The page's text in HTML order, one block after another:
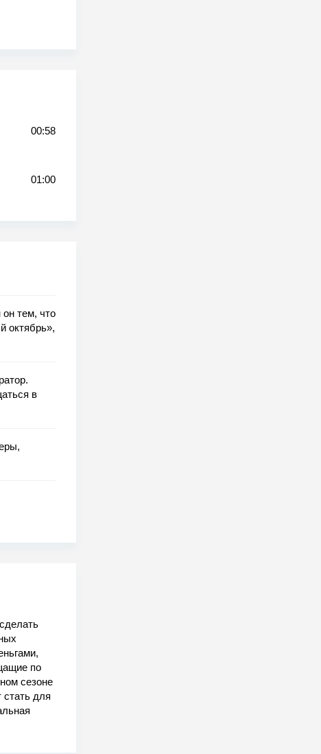
00:58
01:00
тем, что
октябрь»,
в
по
сезоне
для